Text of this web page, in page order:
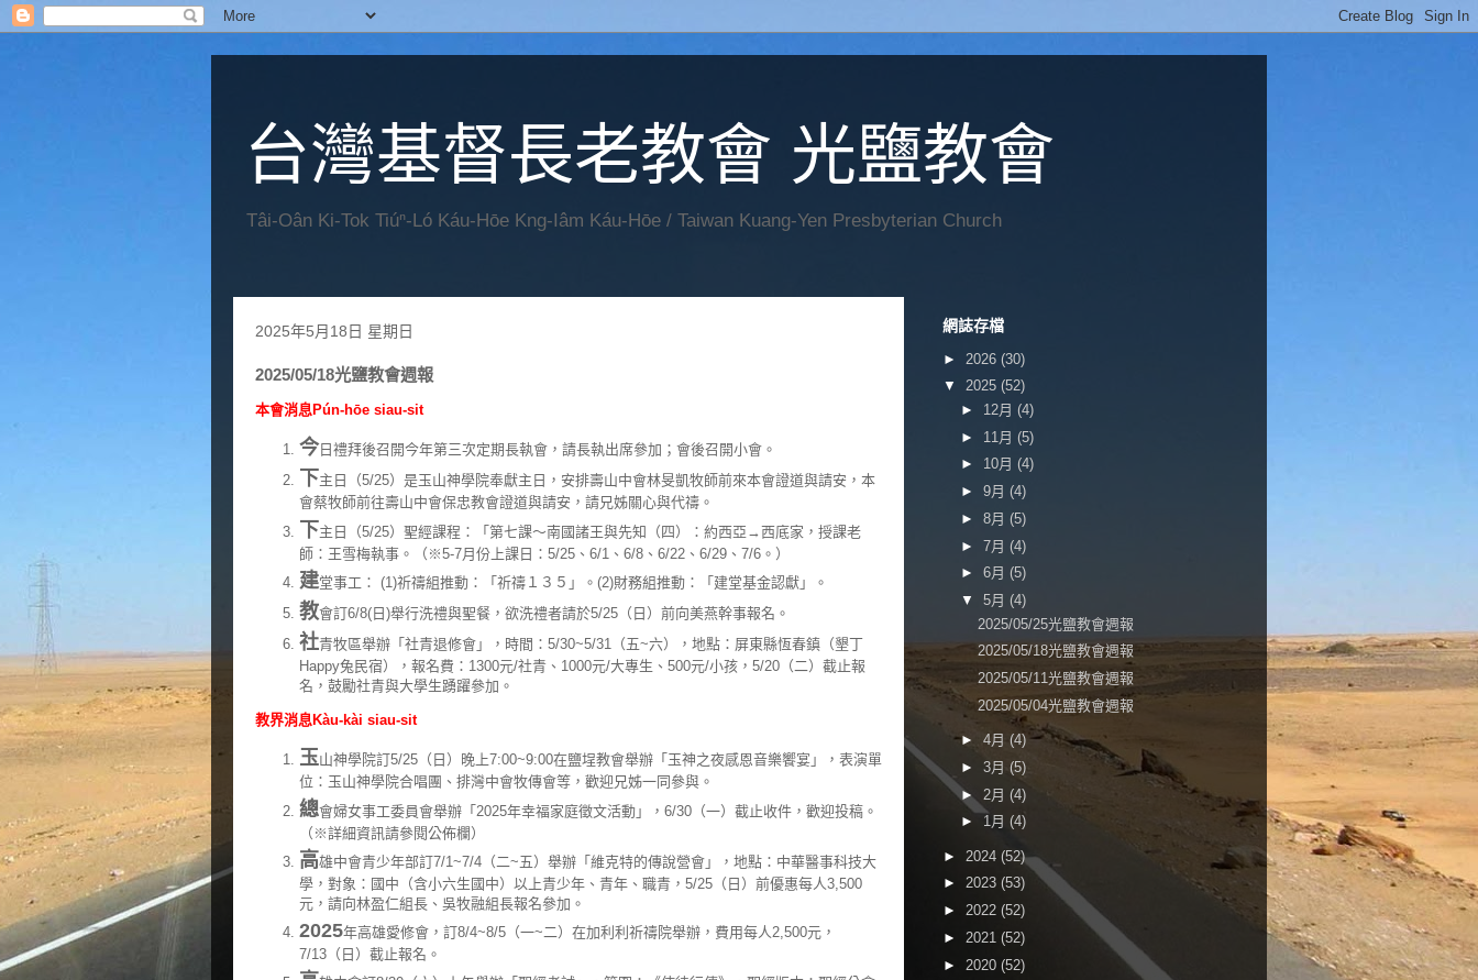
台灣基督長老教會 光鹽教會
Tâi-Oân Ki-Tok Tiúⁿ-Ló Káu-Hōe Kng-Iâm Káu-Hōe / Taiwan Kuang-Yen Presbyterian Church
2025年5月18日 星期日
2025/05/18光鹽教會週報
本會消息Pún-hōe siau-sit
今日禮拜後召開今年第三次定期長執會，請長執出席參加；會後召開小會。
下主日（5/25）是玉山神學院奉獻主日，安排壽山中會林旻凱牧師前來本會證道與請安，本
會蔡牧師前往壽山中會保忠教會證道與請安，請兄姊關心與代禱。
下主日（5/25）聖經課程：「第七課～南國諸王與先知（四）：約西亞→西底家，授課老
師：王雪梅執事。（※5-7月份上課日：5/25、6/1、6/8、6/22、6/29、7/6。）
建堂事工： (1)祈禱組推動：「祈禱１３５」。(2)財務組推動：「建堂基金認獻」。
教會訂6/8(日)舉行洗禮與聖餐，欲洗禮者請於5/25（日）前向美燕幹事報名。
社青牧區舉辦「社青退修會」，時間：5/30~5/31（五~六），地點：屏東縣恆春鎮（墾丁
Happy兔民宿），報名費：1300元/社青、1000元/大專生、500元/小孩，5/20（二）截止報
名，鼓勵社青與大學生踴躍參加。
教界消息Kàu-kài siau-sit
玉山神學院訂5/25（日）晚上7:00~9:00在鹽埕教會舉辦「玉神之夜感恩音樂饗宴」，表演單
位：玉山神學院合唱團、排灣中會牧傳會等，歡迎兄姊一同參與。
總會婦女事工委員會舉辦「2025年幸福家庭徵文活動」，6/30（一）截止收件，歡迎投稿。
（※詳細資訊請參閱公佈欄）
高雄中會青少年部訂7/1~7/4（二~五）舉辦「維克特的傳說營會」，地點：中華醫事科技大
學，對象：國中（含小六生國中）以上青少年、青年、職青，5/25（日）前優惠每人3,500
元，請向林盈仁組長、吳牧融組長報名參加。
2025年高雄愛修會，訂8/4~8/5（一~二）在加利利祈禱院舉辦，費用每人2,500元，
7/13（日）截止報名。
網誌存檔
► 2026 (30)
▼ 2025 (52)
► 12月 (4)
► 11月 (5)
► 10月 (4)
► 9月 (4)
► 8月 (5)
► 7月 (4)
► 6月 (5)
▼ 5月 (4)
2025/05/25光鹽教會週報
2025/05/18光鹽教會週報
2025/05/11光鹽教會週報
2025/05/04光鹽教會週報
► 4月 (4)
► 3月 (5)
► 2月 (4)
► 1月 (4)
► 2024 (52)
► 2023 (53)
► 2022 (52)
► 2021 (52)
► 2020 (52)